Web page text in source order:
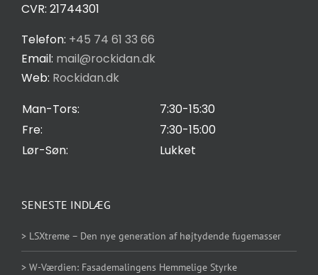
CVR: 21744301
Telefon: +45 74 61 33 66
Email: mail@rockidan.dk
Web: Rockidan.dk
Man-Tors:
7:30-15:30
Fre:
7:30-15:00
Lør-Søn:
Lukket
Privatlivspolitik
Cookie Indstilling
SENESTE INDLÆG
> LSXtreme – Den nye generation af højtydende fugemasser
> W-Værdien: Fasademalingens Hemmelige Styrke